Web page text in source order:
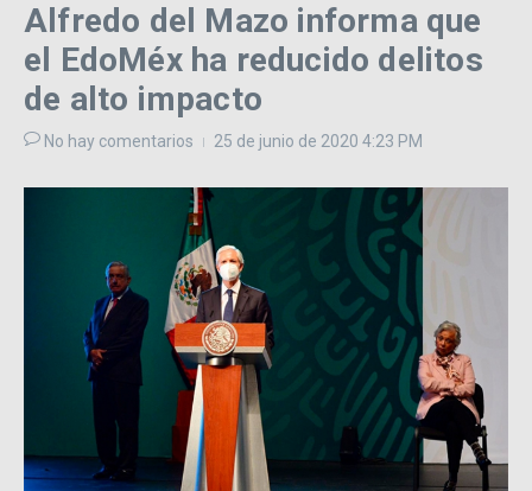
Alfredo del Mazo informa que
el EdoMéx ha reducido delitos
de alto impacto
No hay comentarios 25 de junio de 2020 4:23 PM